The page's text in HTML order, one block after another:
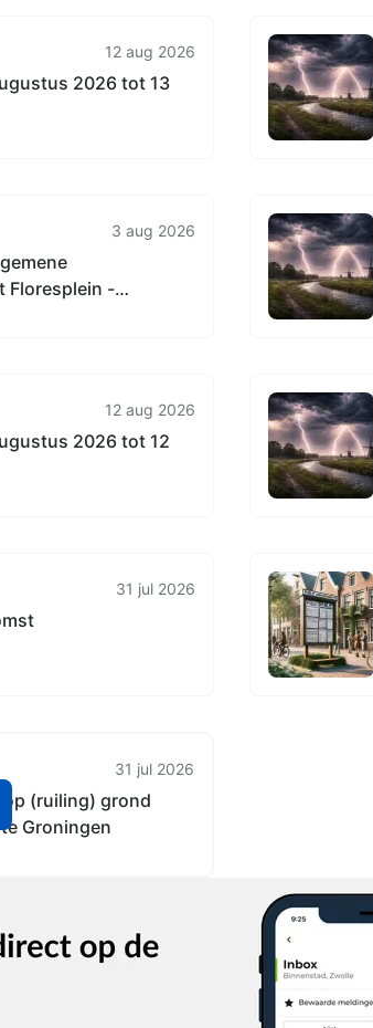
12 aug 2026
2026 tot 13
3 aug 2026
Floresplein -
12 aug 2026
2026 tot 12
31 jul 2026
31 jul 2026
(ruiling) grond
Groningen